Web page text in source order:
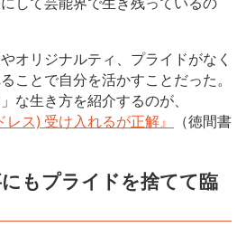
オリジナルティ、プライドがなく
ことで自分を活かすことだった。
な生き方を紹介するのが、
レス) 受け入れるが正解』
（徳間書
もプライドを捨てて臨